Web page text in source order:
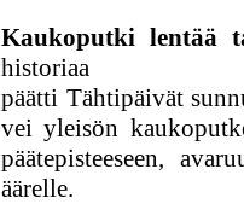
Kaukoputki lentää
historiaa
päätti Tähtipäivät
vei yleisön
päätepisteeseen,
äärelle.